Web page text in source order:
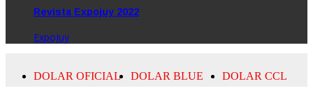
Revista Expojuy 2022
ExpoJuy